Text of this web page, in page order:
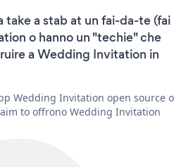
take a stab at un fai-da-te (fai
o hanno un "techie" che
a Wedding Invitation in
Wedding Invitation open source o
to offrono Wedding Invitation